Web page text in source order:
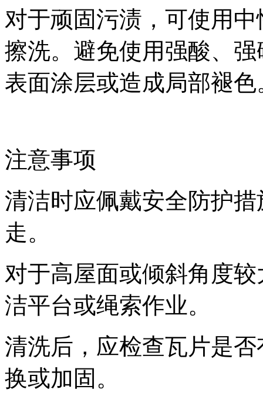
对于顽固污渍，可使用
擦洗。避免使用强酸、
表面涂层或造成局部褪色
注意事项
清洁时应佩戴安全防护
走。
对于高屋面或倾斜角度
洁平台或绳索作业。
清洗后，应检查瓦片是
换或加固。